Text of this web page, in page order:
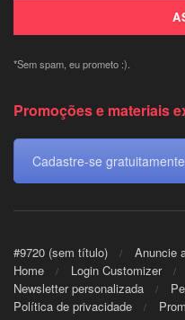
*Sem spam, eu prometo :).
Promoções e materiais
Cadastre-se gratuitamente
#9720 (sem título) Anuncie
Home
Login Customizer
Newsletter personalizada
Política de privacidade